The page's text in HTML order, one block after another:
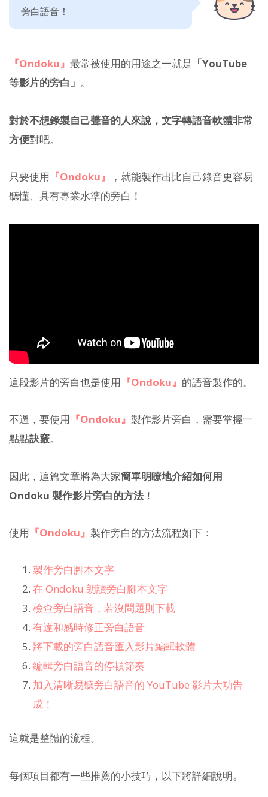
旁白語音！
『Ondoku』 最常被使用的用途之一就是 「YouTube
等影片的旁白」 。
對於不想錄製自己聲音的人來說，文字轉語音軟體非常
方便對吧。
只要使用 『Ondoku』
，就能製作出比自己錄音更容易
聽懂、具有專業水準的旁白！
這段影片的旁白也是使用 『Ondoku』 的語音製作的。
不過，要使用 『Ondoku』 製作影片旁白，需要掌握一
點點訣竅。
因此，這篇文章將為大家簡單明瞭地介紹如何用
Ondoku 製作影片旁白的方法 ！
使用 『Ondoku』 製作旁白的方法流程如下：
製作旁白腳本文字
在 Ondoku 朗讀旁白腳本文字
檢查旁白語音，若沒問題則下載
有違和感時修正旁白語音
將下載的旁白語音匯入影片編輯軟體
編輯旁白語音的停頓節奏
加入清晰易聽旁白語音的 YouTube 影片大功告
成！
這就是整體的流程。
每個項目都有一些推薦的小技巧，以下將詳細說明。